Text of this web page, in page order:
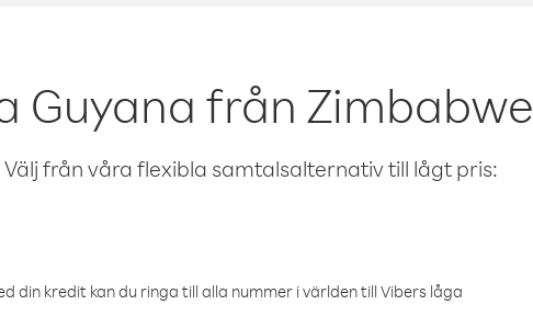
Guyana från Zimbabwe
från våra flexibla samtalsalternativ till lågt pris:
kredit kan du ringa till alla nummer i världen till Vibers låga